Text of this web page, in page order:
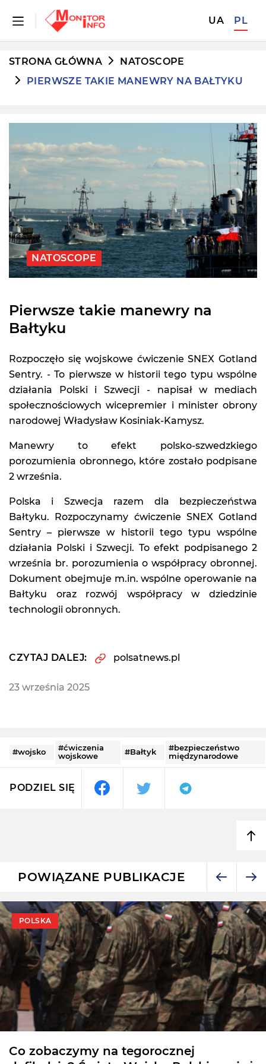
UA PL
STRONA GŁÓWNA
NATOSCOPE
PIERWSZE TAKIE MANEWRY NA BAŁTYKU
NATOSCOPE
Pierwsze takie manewry na
Bałtyku
Rozpoczęło się wojskowe ćwiczenie SNEX Gotland
Sentry. - To pierwsze w historii tego typu wspólne
działania Polski i Szwecji - napisał w mediach
społecznościowych wicepremier i minister obrony
narodowej Władysław Kosiniak-Kamysz.
Manewry to efekt polsko-szwedzkiego
porozumienia obronnego, które zostało podpisane
2 września.
Polska i Szwecja razem dla bezpieczeństwa
Bałtyku. Rozpoczynamy ćwiczenie SNEX Gotland
Sentry – pierwsze w historii tego typu wspólne
działania Polski i Szwecji. To efekt podpisanego 2
września br. porozumienia o współpracy obronnej.
Dokument obejmuje m.in. wspólne operowanie na
Bałtyku oraz rozwój współpracy w dziedzinie
technologii obronnych.
CZYTAJ DALEJ: polsatnews.pl
23 września 2025
#wojsko
#ćwiczenia
wojskowe
#Bałtyk
#bezpieczeństwo
międzynarodowe
PODZIEL SIĘ
POWIĄZANE PUBLIKACJE
POLSKA
Co zobaczymy na tegorocznej